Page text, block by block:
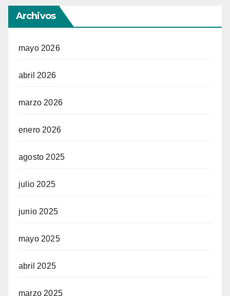
Archivos
mayo 2026
abril 2026
marzo 2026
enero 2026
agosto 2025
julio 2025
junio 2025
mayo 2025
abril 2025
marzo 2025